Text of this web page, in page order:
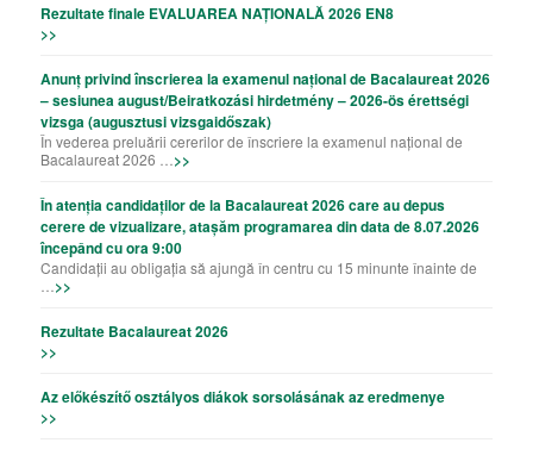
Rezultate finale EVALUAREA NAȚIONALĂ 2026 EN8
>>
Anunț privind înscrierea la examenul național de Bacalaureat 2026
– sesiunea august/Beiratkozási hirdetmény – 2026-ös érettségi
vizsga (augusztusi vizsgaidőszak)
În vederea preluării cererilor de înscriere la examenul național de
Bacalaureat 2026 … >>
În atenția candidaților de la Bacalaureat 2026 care au depus
cerere de vizualizare, atașăm programarea din data de 8.07.2026
începând cu ora 9:00
Candidații au obligația să ajungă în centru cu 15 minunte înainte de
>>
Rezultate Bacalaureat 2026
>>
Az előkészítő osztályos diákok sorsolásának az eredmenye
>>